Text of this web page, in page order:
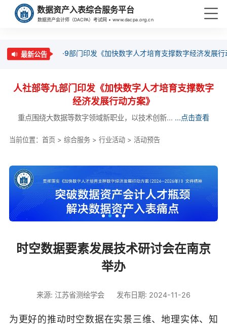
数据资产入表综合服务平台
数据资产会计师（DACPA）考试网 • www.dacpa.org.cn
最新公告 ·9部门印发《加快数字人才培育支撑数字经济发展
人社部等九部门印发《加快数字人才培育支撑数字
经济发展行动方案》
重点围绕大数据等数字领域新职业，以技术创新... ...点击查看
当前位置： 首页> 综合服务> 行业活动> 活动预告
时空数据要素发展技术研讨会在南京
举办
来源: 江苏省测绘学会 发布日期: 2024-11-26
为更好的推动时空数据在实景三维、地理实体、知